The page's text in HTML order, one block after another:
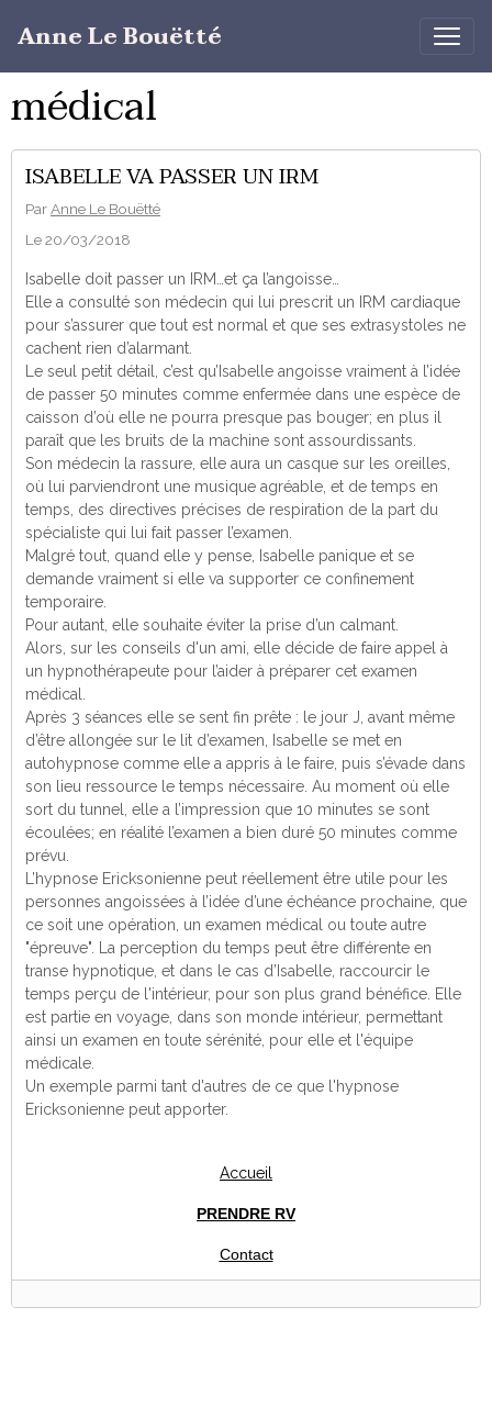
Anne Le Bouëtté
médical
ISABELLE VA PASSER UN IRM
Par Anne Le Bouëtté
Le 20/03/2018
Isabelle doit passer un IRM…et ça l’angoisse…
Elle a consulté son médecin qui lui prescrit un IRM cardiaque
pour s’assurer que tout est normal et que ses extrasystoles ne
cachent rien d’alarmant.
Le seul petit détail, c’est qu’Isabelle angoisse vraiment à l’idée
de passer 50 minutes comme enfermée dans une espèce de
caisson d’où elle ne pourra presque pas bouger; en plus il
paraît que les bruits de la machine sont assourdissants.
Son médecin la rassure, elle aura un casque sur les oreilles,
où lui parviendront une musique agréable, et de temps en
temps, des directives précises de respiration de la part du
spécialiste qui lui fait passer l’examen.
Malgré tout, quand elle y pense, Isabelle panique et se
demande vraiment si elle va supporter ce confinement
temporaire.
Pour autant, elle souhaite éviter la prise d’un calmant.
Alors, sur les conseils d'un ami, elle décide de faire appel à
un hypnothérapeute pour l’aider à préparer cet examen
médical.
Après 3 séances elle se sent fin prête : le jour J, avant même
d’être allongée sur le lit d’examen, Isabelle se met en
autohypnose comme elle a appris à le faire, puis s’évade dans
son lieu ressource le temps nécessaire. Au moment où elle
sort du tunnel, elle a l’impression que 10 minutes se sont
écoulées; en réalité l’examen a bien duré 50 minutes comme
prévu.
L’hypnose Ericksonienne peut réellement être utile pour les
personnes angoissées à l’idée d’une échéance prochaine, que
ce soit une opération, un examen médical ou toute autre
"épreuve". La perception du temps peut être différente en
transe hypnotique, et dans le cas d’Isabelle, raccourcir le
temps perçu de l'intérieur, pour son plus grand bénéfice. Elle
est partie en voyage, dans son monde intérieur, permettant
ainsi un examen en toute sérénité, pour elle et l'équipe
médicale.
Un exemple parmi tant d'autres de ce que l'hypnose
Ericksonienne peut apporter.
Accueil
PRENDRE RV
Contact